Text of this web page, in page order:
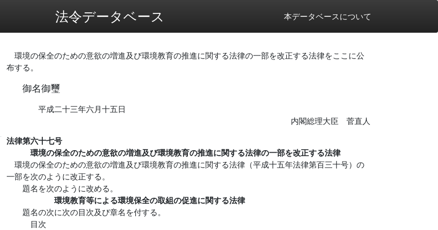
法令データベース 本データベースについて
環境の保全のための意欲の増進及び環境教育の推進に関する法律の一部を改正する法律をここに公
布する。
御名御璽
平成二十三年六月十五日
内閣総理大臣 菅直人
法律第六十七号
環境の保全のための意欲の増進及び環境教育の推進に関する法律の一部を改正する法律
環境の保全のための意欲の増進及び環境教育の推進に関する法律（平成十五年法律第百三十号）の
一部を次のように改正する。
題名を次のように改める。
環境教育等による環境保全の取組の促進に関する法律
題名の次に次の目次及び章名を付する。
目次